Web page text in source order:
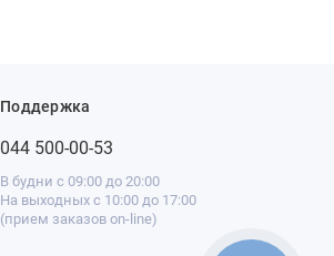
Поддержка
044 500-00-53
В будни с 09:00 до 20:00
На выходных с 10:00 до 17:00
(прием заказов on-line)